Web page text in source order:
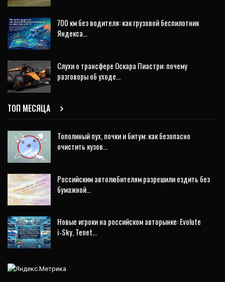
700 км без водителя: как грузовой беспилотник
Яндекса…
Слухи о трансфере Оскара Пиастри: почему
разговоры об уходе…
ТОП МЕСЯЦА
Тополиный пух, почки и битум: как безопасно
очистить кузов…
Российским автолюбителям разрешили ездить без
бумажной…
Новые игроки на российском авторынке: Evolute
i‑Sky, Tenet…